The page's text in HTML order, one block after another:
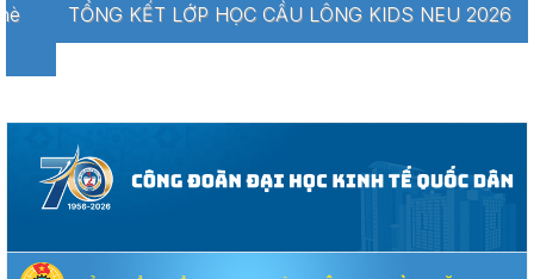
TỔNG KẾT LỚP HỌC CẦU LÔNG KIDS NEU 2026